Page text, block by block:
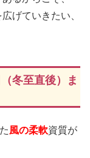
げていきたい、
冬至直後）ま
風の柔軟資質が